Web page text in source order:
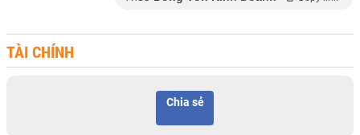
TÀI CHÍNH
Chia sẻ